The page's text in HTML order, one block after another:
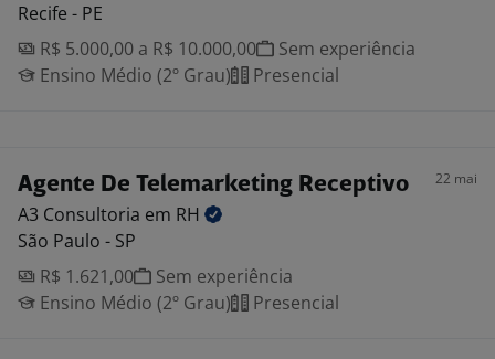
Recife - PE
R$ 5.000,00 a R$ 10.000,00
Sem experiência
Ensino Médio (2º Grau)
Presencial
Agente De Telemarketing Receptivo 22 mai
A3 Consultoria em RH
São Paulo - SP
R$ 1.621,00
Sem experiência
Ensino Médio (2º Grau)
Presencial